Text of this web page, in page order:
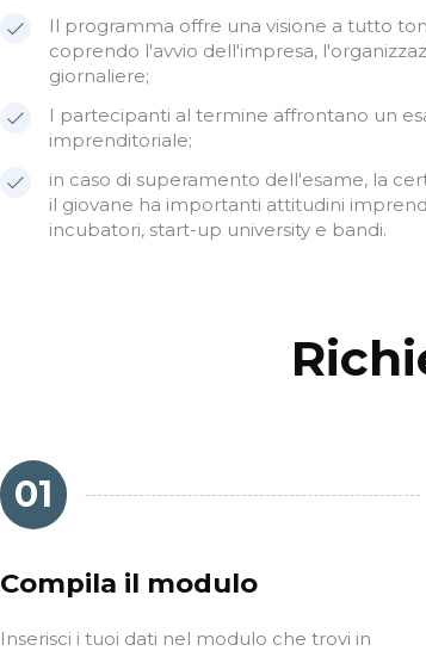
Il programma offre una visione a tutto
coprendo l'avvio dell'impresa,
giornaliere;
I partecipanti al termine affrontano un
imprenditoriale;
in caso di superamento dell'esame, la
il giovane ha importanti attitudini
incubatori, start-up university e bandi.
01
Compila il modulo
Inserisci i tuoi dati nel modulo che trovi in